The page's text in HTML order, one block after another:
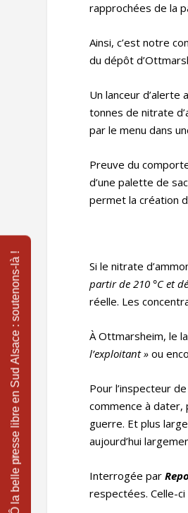
rapprochées de la
Ainsi, c’est notre
du dépôt
Un lanceur d’alerte
tonnes de nitrate
par le menu dans
Preuve du
d’une palette de
permet la création
Si le nitrate
partir de 210 °C et
réelle. Les
À Ottmarsheim, le
l’exploitant » ou
Pour l’inspecteur
commence à dater,
guerre. Et plus
aujourd’hui
Interrogée par
respectées. Celle-